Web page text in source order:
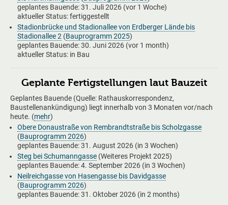
geplantes Bauende:31. Juli 2026 (vor 1 Woche)
aktueller Status: fertiggestellt
Stadionbrücke und Stadionallee von Erdberger Lände bis
Stadionallee 2 (Bauprogramm 2025)
geplantes Bauende:30. Juni 2026 (vor 1 month)
aktueller Status: in Bau
Geplante Fertigstellungen laut Bauzeit
Geplantes Bauende (Quelle: Rathauskorrespondenz,
Baustellenankündigung) liegt innerhalb von 3 Monaten vor/nach
heute. (mehr)
Obere Donaustraße von Rembrandtstraße bis Scholzgasse
(Bauprogramm 2026)
geplantes Bauende:31. August 2026 (in 3 Wochen)
Steg bei Schumanngasse (Weiteres Projekt 2025)
geplantes Bauende:4. September 2026 (in 3 Wochen)
Neilreichgasse von Hasengasse bis Davidgasse
(Bauprogramm 2026)
geplantes Bauende:31. Oktober 2026 (in 2 months)